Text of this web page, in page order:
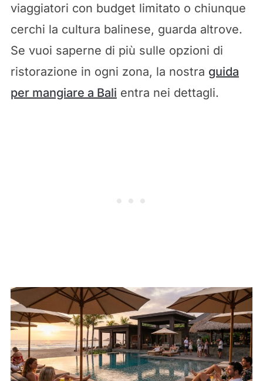
viaggiatori con budget limitato o chiunque
cerchi la cultura balinese, guarda altrove.
Se vuoi saperne di più sulle opzioni di
ristorazione in ogni zona, la nostra guida
per mangiare a Bali entra nei dettagli.